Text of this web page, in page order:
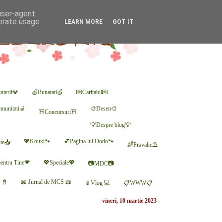
🍏Bunatati🍏 💌Caritabil💌
⛩Concursuri⛩ 🎨Desen🎨
💡Despre blog💡
💖Kouki🐾 💕Pagina lui Dodo🐾 🌈Pravalie⛱
Tine💗 💖Speciale💖 📷MDC📷
📖 Jurnal de MCS 📖 📱Vlog 💻 📋WWW📋
vineri, 10 martie 2023
agent
usage
LEARN MORE GOT IT